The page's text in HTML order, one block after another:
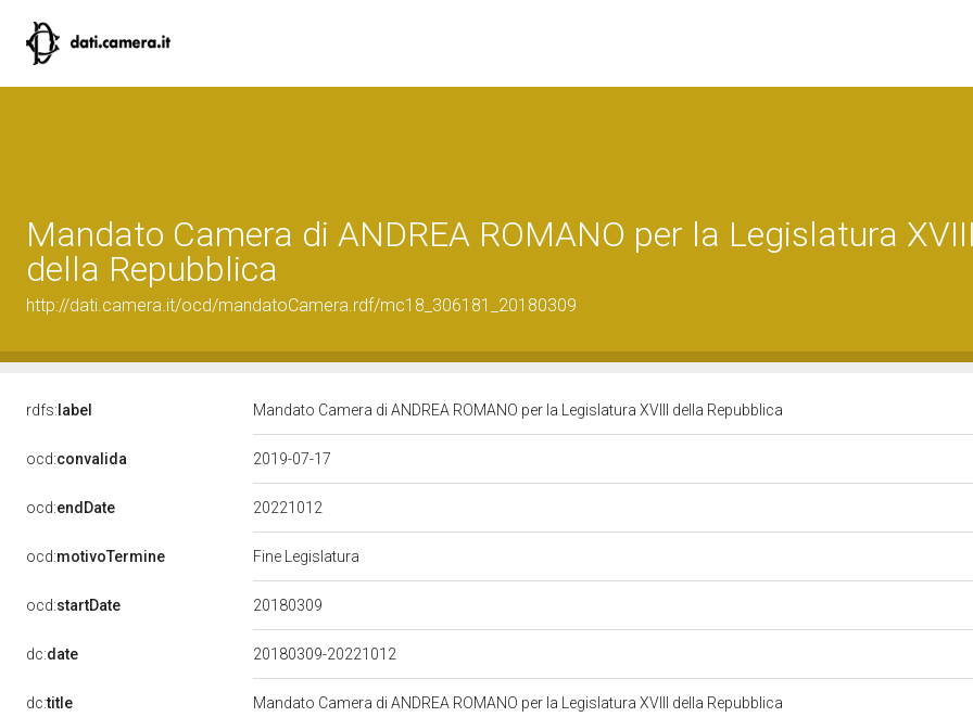
Mandato Camera di ANDREA ROMANO per la Legislatura XVIII
della Repubblica
http://dati.camera.it/ocd/mandatoCamera.rdf/mc18_306181_20180309
rdfs: label Mandato Camera di ANDREA ROMANO per la Legislatura XVIII della Repubblica
ocd:convalida 2019-07-17
ocd:endDate 20221012
ocd:motivoTermine Fine Legislatura
ocd:startDate 20180309
dc:date 20180309-20221012
dc:title Mandato Camera di ANDREA ROMANO per la Legislatura XVIII della Repubblica